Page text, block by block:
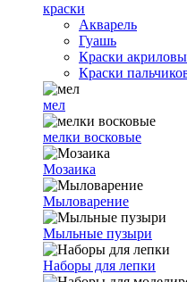
краски
Акварель
Гуашь
Краски
Краски
мел
мелки восковые
Мозаика
Мыловарение
Мыльные пузыри
Наборы для лепки